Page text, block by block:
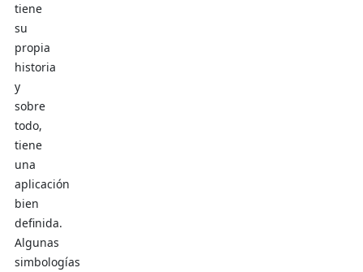
tiene
su
propia
historia
y
sobre
todo,
tiene
una
aplicación
bien
definida.
Algunas
simbologías